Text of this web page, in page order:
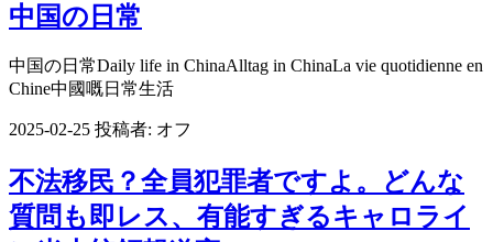
中国の日常
中国の日常Daily life in ChinaAlltag in ChinaLa vie quotidienne en
Chine中國嘅日常生活
2025-02-25 投稿者: オフ
不法移民？全員犯罪者ですよ。どんな
質問も即レス、有能すぎるキャロライ